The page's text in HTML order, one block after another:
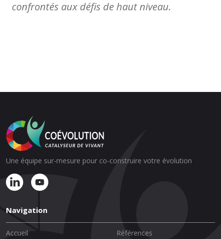
confrontés aux défis de haut niveau.
Une équipe sur-mesure pour co-construire votre évolution
Navigation
Accueil
Références